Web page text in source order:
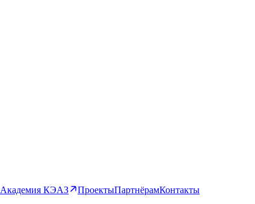
Академия КЭАЗ ПроектыПартнёрамКонтакты